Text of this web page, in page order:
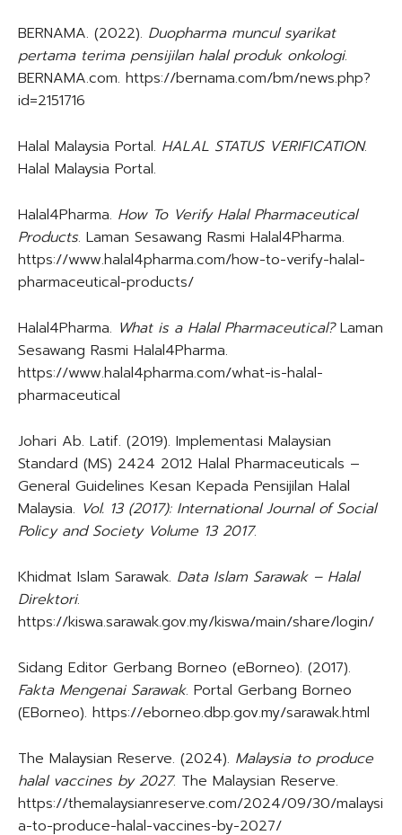
BERNAMA. (2022). Duopharma muncul syarikat
pertama terima pensijilan halal produk onkologi.
BERNAMA.com. https://bernama.com/bm/news.php?
id=2151716
Halal Malaysia Portal. HALAL STATUS VERIFICATION.
Halal Malaysia Portal.
Halal4Pharma. How To Verify Halal Pharmaceutical
Products. Laman Sesawang Rasmi Halal4Pharma.
https://www.halal4pharma.com/how-to-verify-halal-
pharmaceutical-products/
Halal4Pharma. What is a Halal Pharmaceutical?Laman
Sesawang Rasmi Halal4Pharma.
https://www.halal4pharma.com/what-is-halal-
pharmaceutical
Johari Ab. Latif. (2019). Implementasi Malaysian
Standard (MS) 2424 2012 Halal Pharmaceuticals –
General Guidelines Kesan Kepada Pensijilan Halal
Malaysia. Vol. 13 (2017): International Journal of Social
Policy and Society Volume 13 2017.
Khidmat Islam Sarawak. Data Islam Sarawak – Halal
Direktori.
https://kiswa.sarawak.gov.my/kiswa/main/share/login/
Sidang Editor Gerbang Borneo (eBorneo). (2017).
Fakta Mengenai Sarawak. Portal Gerbang Borneo
(EBorneo). https://eborneo.dbp.gov.my/sarawak.html
The Malaysian Reserve. (2024). Malaysia to produce
halal vaccines by 2027. The Malaysian Reserve.
https://themalaysianreserve.com/2024/09/30/malaysi
a-to-produce-halal-vaccines-by-2027/